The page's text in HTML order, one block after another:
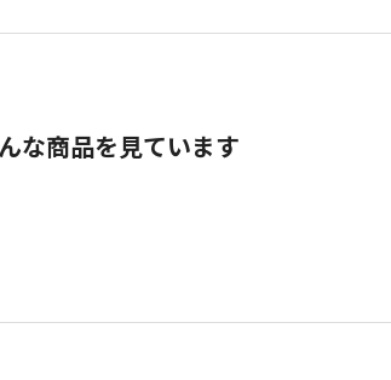
な商品を見ています